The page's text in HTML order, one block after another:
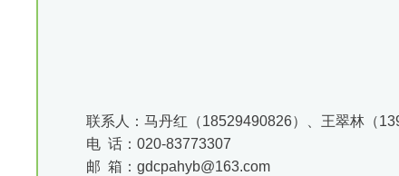
联系人：马丹红（18529490826）、王翠林（
电 话：020-83773307
邮 箱：gdcpahyb@163.com